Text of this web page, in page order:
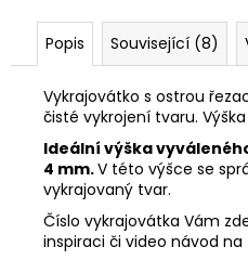
Popis Související (8)
Vykrajovátko s ostrou
čisté vykrojení tvaru.
Ideální výška
4 mm.V této výšce se
vykrajovaný tvar.
Číslo vykrajovátka Vám
inspiraci či video návod na
VYKRAJOVÁTKA
ZAJÍČCI
49
Kč